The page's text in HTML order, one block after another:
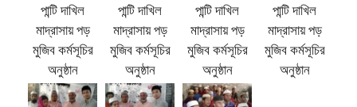
পান্টি দাখিল
মাদ্রাসায় পড়
মুজিব কর্মসূচির
অনুষ্ঠান
পান্টি দাখিল
মাদ্রাসায় পড়
মুজিব কর্মসূচির
অনুষ্ঠান
পান্টি দাখিল
মাদ্রাসায় পড়
মুজিব কর্মসূচির
অনুষ্ঠান
পান্টি দাখিল
মাদ্রাসায় পড়
মুজিব কর্মসূচির
অনুষ্ঠান